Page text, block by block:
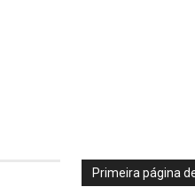
Primeira página